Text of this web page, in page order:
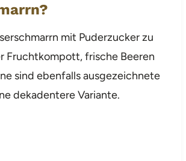
mit Puderzucker zu
Fruchtkompott, frische Beeren
sind ebenfalls ausgezeichnete
dekadentere Variante.